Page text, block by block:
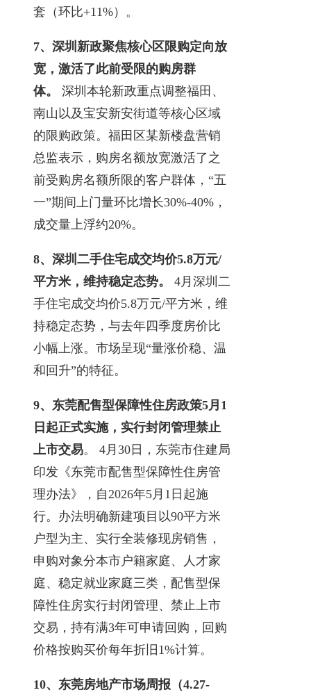
套（环比+11%）。
7、 深圳新政聚焦核心区限购定向放
宽，激活了此前受限的购房群
体。
深圳本轮新政重点调整福田、
南山以及宝安新安街道等核心区域
的限购政策。福田区某新楼盘营销
总监表示，购房名额放宽激活了之
前受购房名额所限的客户群体，“五
一”期间上门量环比增长30%-40%，
成交量上浮约20%。
8、 深圳二手住宅成交均价5.8万元/
平方米，维持稳定态势。 4月深圳二
手住宅成交均价5.8万元/平方米，维
持稳定态势，与去年四季度房价比
小幅上涨。市场呈现“量涨价稳、温
和回升”的特征。
9、 东莞配售型保障性住房政策5月1
日起正式实施，实行封闭管理禁止
上市交易。 4月30日，东莞市住建局
印发《东莞市配售型保障性住房管
理办法》，自2026年5月1日起施
行。办法明确新建项目以90平方米
户型为主、实行全装修现房销售，
申购对象分本市户籍家庭、人才家
庭、稳定就业家庭三类，配售型保
障性住房实行封闭管理、禁止上市
交易，持有满3年可申请回购，回购
价格按购买价每年折旧1%计算。
10、 东莞房地产市场周报（4.27-